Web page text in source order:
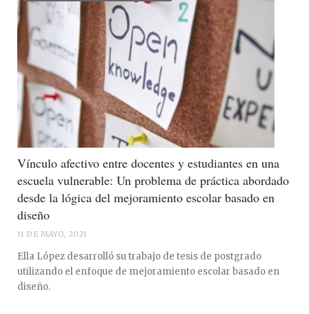
Vínculo afectivo entre docentes y estudiantes en una
escuela vulnerable: Un problema de práctica abordado
desde la lógica del mejoramiento escolar basado en
diseño
11 DE MAYO, 2021
Ella López desarrolló su trabajo de tesis de postgrado
utilizando el enfoque de mejoramiento escolar basado en
diseño.